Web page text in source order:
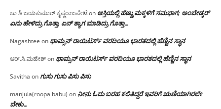
ಚಾ ಶಿ ಜಯಕುಮಾರ್ ಕೃಷ್ಣರಾಜಪೇಟೆon ಆಸ್ತಿಯಲ್ಲಿ ಹೆಣ್ಣು ಮಕ್ಕಳಿಗೆ ಸಮಭಾಗ; ಅಂಬೇಡ್ಕರ್
ಏನು ಹೇಳಿದ್ರು ಗೊತ್ತಾ, ಏನ್ ತ್ಯಾಗ ಮಾಡಿದ್ರು ಗೊತ್ತಾ…
Nagashtee on ಥಾಮ್ಸನ್ ರಾಯಿಟರ್ಸ್ ವರದಿಯೂ ಭಾರತದಲ್ಲಿ ಹೆಣ್ಣಿನ ಸ್ಥಾನ‌
ಆರ್.ಸಿ.ಮಹೇಶ್on ಥಾಮ್ಸನ್ ರಾಯಿಟರ್ಸ್ ವರದಿಯೂ ಭಾರತದಲ್ಲಿ ಹೆಣ್ಣಿನ ಸ್ಥಾನ‌
Savitha onಗುಸು ಗುಸು ಪಿಸು ಪಿಸು
manjula(roopa babu) on ನೀನು ಓದು ಬರಹ ಕಲಿತಿದ್ದರೆ ಇವರಿಗೆ ಋಣಿಯಾಗಿರಲೇ
ಬೇಕು…